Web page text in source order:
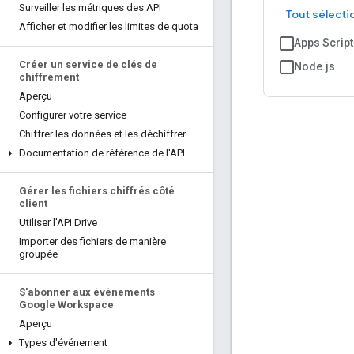
Surveiller les métriques des API
Afficher et modifier les limites de quota
Créer un service de clés de
chiffrement
Aperçu
Configurer votre service
Chiffrer les données et les déchiffrer
Documentation de référence de l'API
Gérer les fichiers chiffrés côté
client
Utiliser l'API Drive
Importer des fichiers de manière
groupée
S'abonner aux événements
Google Workspace
Aperçu
Types d'événement
Tout
Apps Script
Node.js